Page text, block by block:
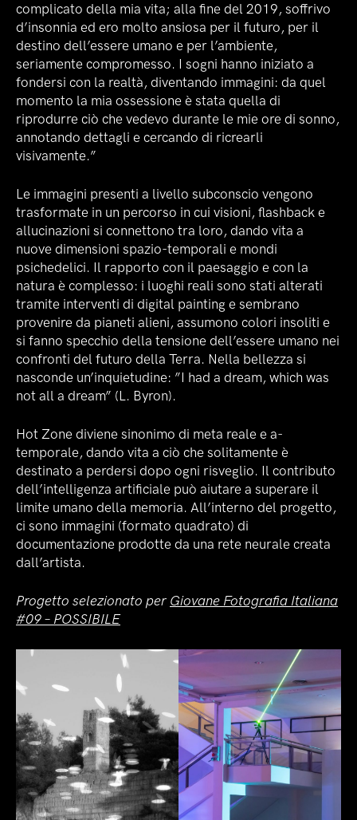
complicato della mia vita; alla fine del 2019, soffrivo
d’insonnia ed ero molto ansiosa per il futuro, per il
destino dell’essere umano e per l’ambiente,
seriamente compromesso. I sogni hanno iniziato a
fondersi con la realtà, diventando immagini: da quel
momento la mia ossessione è stata quella di
riprodurre ciò che vedevo durante le mie ore di sonno,
annotando dettagli e cercando di ricrearli
visivamente.”
Le immagini presenti a livello subconscio vengono
trasformate in un percorso in cui visioni, flashback e
allucinazioni si connettono tra loro, dando vita a
nuove dimensioni spazio-temporali e mondi
psichedelici. Il rapporto con il paesaggio e con la
natura è complesso: i luoghi reali sono stati alterati
tramite interventi di digital painting e sembrano
provenire da pianeti alieni, assumono colori insoliti e
si fanno specchio della tensione dell’essere umano nei
confronti del futuro della Terra. Nella bellezza si
nasconde un’inquietudine: ”I had a dream, which was
not all a dream” (L. Byron).
Hot Zone diviene sinonimo di meta reale e a-
temporale, dando vita a ciò che solitamente è
destinato a perdersi dopo ogni risveglio. Il contributo
dell’intelligenza artificiale può aiutare a superare il
limite umano della memoria. All’interno del progetto,
ci sono immagini (formato quadrato) di
documentazione prodotte da una rete neurale creata
dall’artista.
Progetto selezionato per Giovane Fotografia Italiana
#09 – POSSIBILE